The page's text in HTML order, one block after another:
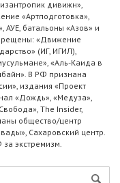
дивижн»,
«Артподготовка»,
АУЕ, батальоны «Азов» и
«Движение
(ИГ, ИГИЛ),
«Аль-Каида в
В РФ признана
издания «Проект
«Дождь», «Медуза»,
The Insider,
общество/центр
Сахаровский центр.
экстремизм.